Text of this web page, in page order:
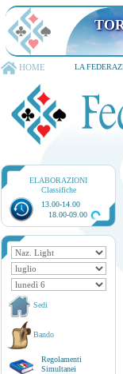
6-
HOME LA
ELABORAZIONI
Classifiche
13.00-14.00
18.00-09.00
Sedi
Bando
Regolamenti
Simultanei